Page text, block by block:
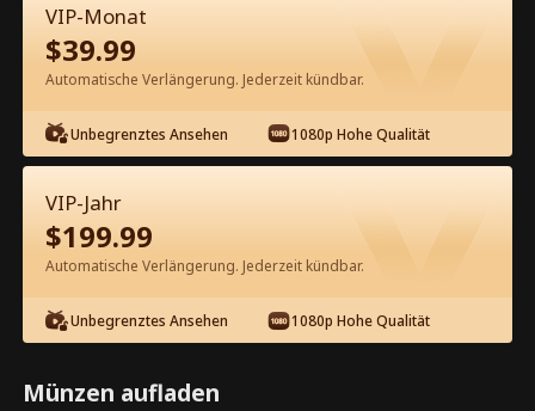
Episode 70 - Entzünde mein Feuer
Kompletter Film
0-49 50-72
68 69 70 71 72
VIP-Monat
$39.99
Automatische Verlängerung. Jederzeit kündbar.
Unbegrenztes Ansehen 1080p Hohe Qualität
VIP-Jahr
$199.99
Automatische Verlängerung. Jederzeit kündbar.
Unbegrenztes Ansehen 1080p Hohe Qualität
Münzen aufladen